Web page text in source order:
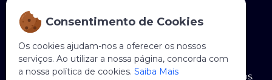
Consentimento de Cookies
Os cookies ajudam-nos a oferecer os nossos
serviços. Ao utilizar a nossa página, concorda com
a nossa política de cookies. Saiba Mais
Segunda a Sexta - 9:30 às 12:30 e das 14:00 às
18:00
Copyright © 2026 SPZN. Todos os direitos reservados.